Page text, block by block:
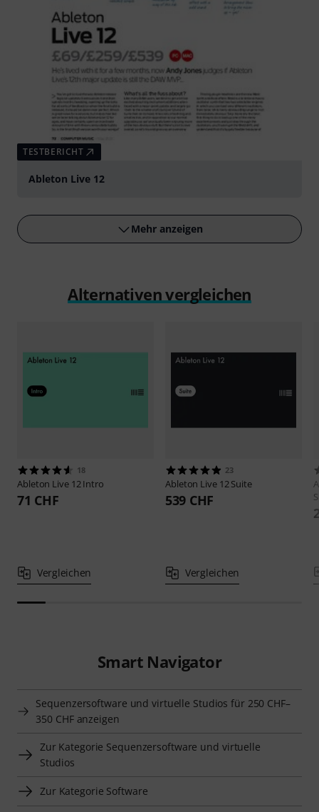
TESTBERICHT
Ableton Live 12
Mehr anzeigen
Alternativen vergleichen
18
Ableton Live 12 Intro
71 CHF
Vergleichen
23
Ableton Live 12 Suite
539 CHF
Vergleichen
Smart Navigator
Sequenzersoftware und virtuelle Studios für 250 CHF–
350 CHF anzeigen
Zur Kategorie Sequenzersoftware und virtuelle
Studios
Zur Kategorie Software